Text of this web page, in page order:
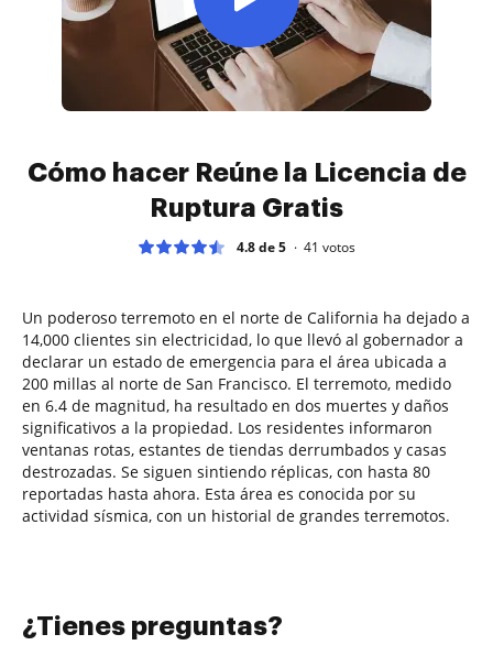
Cómo hacer Reúne la Licencia de
Ruptura Gratis
4.8 de 5 41 votos
Un poderoso terremoto en el norte de California ha dejado a
14,000 clientes sin electricidad, lo que llevó al gobernador a
declarar un estado de emergencia para el área ubicada a
200 millas al norte de San Francisco. El terremoto, medido
en 6.4 de magnitud, ha resultado en dos muertes y daños
significativos a la propiedad. Los residentes informaron
ventanas rotas, estantes de tiendas derrumbados y casas
destrozadas. Se siguen sintiendo réplicas, con hasta 80
reportadas hasta ahora. Esta área es conocida por su
actividad sísmica, con un historial de grandes terremotos.
¿Tienes preguntas?